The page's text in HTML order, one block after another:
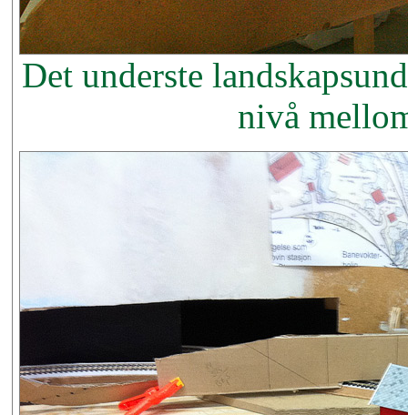
Det underste
nivå